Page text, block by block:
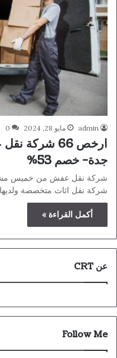
admin مايو 28, 2024 0
ارخص 66
جدة- خصم 53%
شركة نقل عفش من خميس
شركة نقل اثاث متخصصة
أكمل القراءة »
عن CRT
Follow Me